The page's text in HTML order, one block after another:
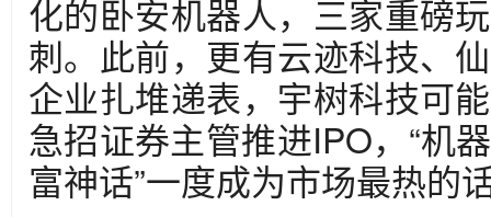
化的卧安机器人，三家重磅
刺。此前，更有云迹科技、
企业扎堆递表，宇树科技可
急招证券主管推进IPO，“机
富神话”一度成为市场最热的